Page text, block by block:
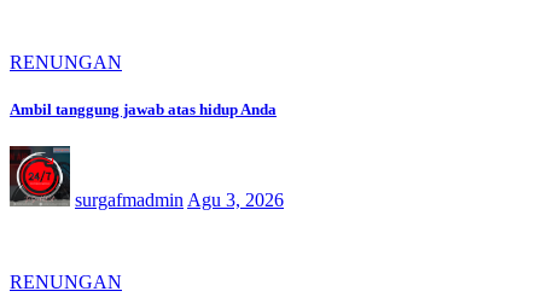
RENUNGAN
Ambil tanggung jawab atas hidup Anda
surgafmadmin Agu 3, 2026
RENUNGAN